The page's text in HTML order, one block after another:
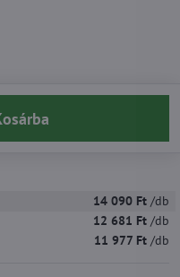
Kosárba
14 090 Ft /db
12 681 Ft /db
11 977 Ft /db